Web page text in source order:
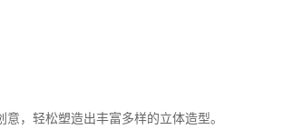
，轻松塑造出丰富多样的立体造型。